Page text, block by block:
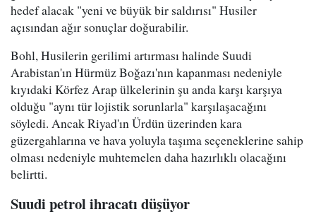
hedef alacak "yeni ve büyük bir saldırısı" Husiler
açısından ağır sonuçlar doğurabilir.
Bohl, Husilerin gerilimi artırması halinde Suudi
Arabistan'ın Hürmüz Boğazı'nın kapanması nedeniyle
kıyıdaki Körfez Arap ülkelerinin şu anda karşı karşıya
olduğu "aynı tür lojistik sorunlarla" karşılaşacağını
söyledi. Ancak Riyad'ın Ürdün üzerinden kara
güzergahlarına ve hava yoluyla taşıma seçeneklerine sahip
olması nedeniyle muhtemelen daha hazırlıklı olacağını
belirtti.
Suudi petrol ihracatı düşüyor